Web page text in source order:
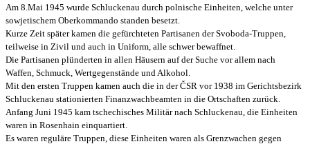
Am 8.Mai 1945 wurde Schluckenau durch polnische Einheiten, welche unter
sowjetischem Oberkommando standen besetzt.
Kurze Zeit später kamen die gefürchteten Partisanen der Svoboda-Truppen,
teilweise in Zivil und auch in Uniform, alle schwer bewaffnet.
Die Partisanen plünderten in allen Häusern auf der Suche vor allem nach
Waffen, Schmuck, Wertgegenstände und Alkohol.
Mit den ersten Truppen kamen auch die in der ČSR vor 1938 im Gerichtsbezirk
Schluckenau stationierten Finanzwachbeamten in die Ortschaften zurück.
Anfang Juni 1945 kam tschechisches Militär nach Schluckenau, die Einheiten
waren in Rosenhain einquartiert.
Es waren reguläre Truppen, diese Einheiten waren als Grenzwachen gegen